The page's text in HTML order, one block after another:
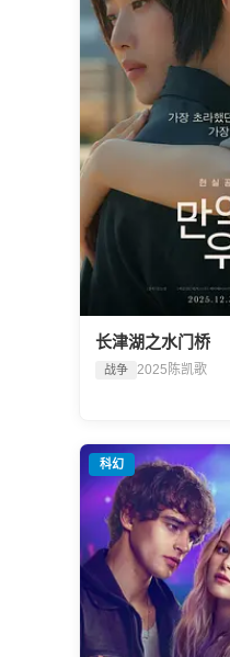
长津湖之水门桥
战争 2025 陈凯歌
科幻